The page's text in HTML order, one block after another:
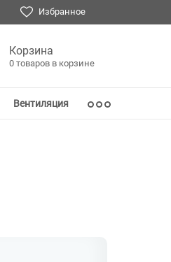
Избранное
Корзина
0 товаров в корзине
Вентиляция